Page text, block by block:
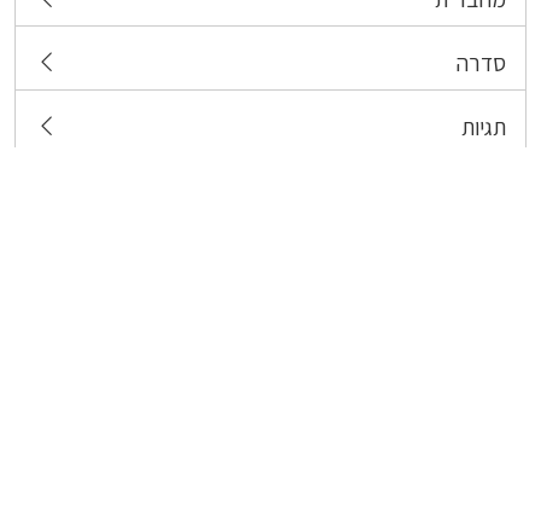
סדרה
תגיות